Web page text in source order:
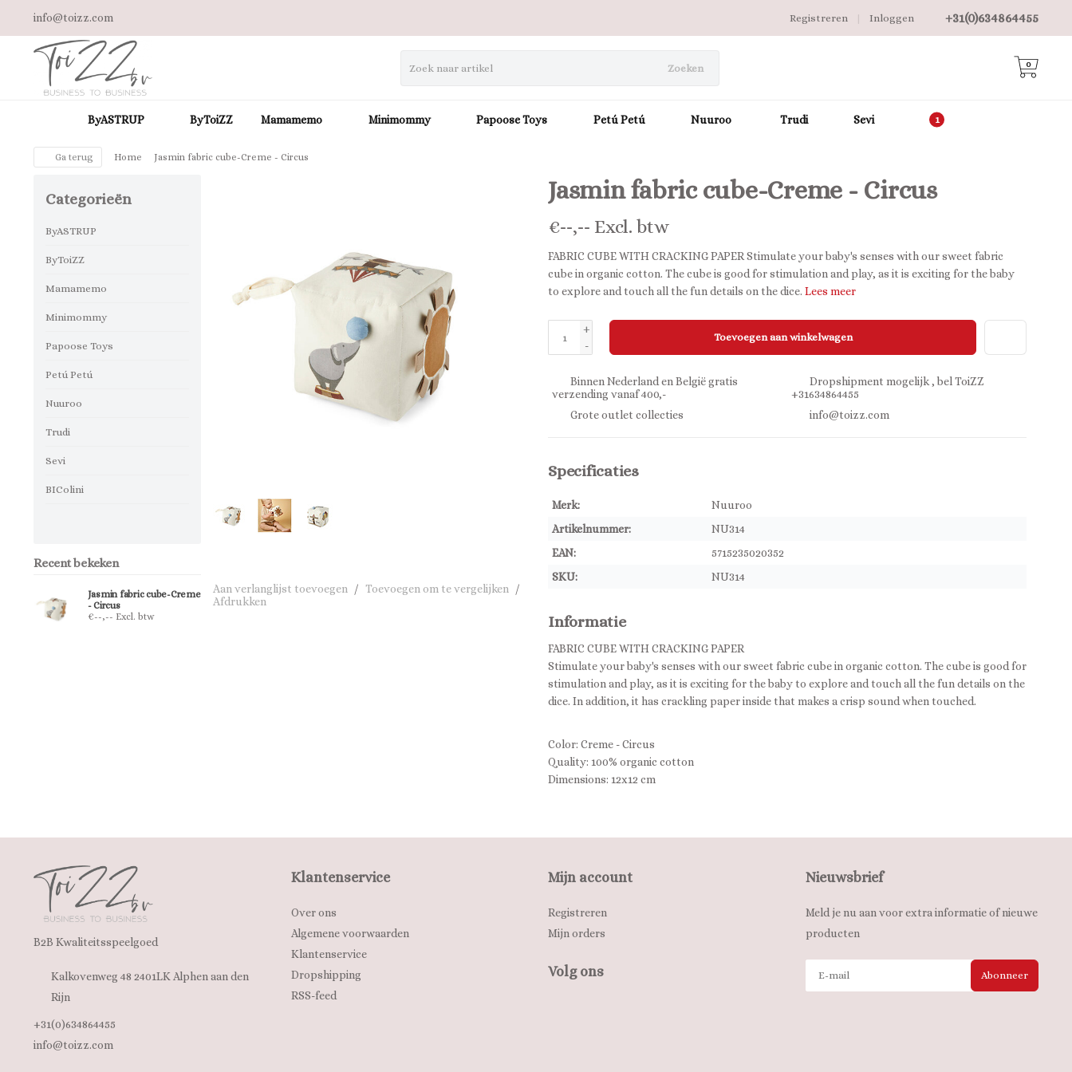
info@toizz.com +31(0)634864455
Inloggen
|
Registreren
Zoeken 0
ByASTRUP ByToiZZ Mamamemo Minimommy Papoose Toys Petú Petú Nuuroo Trudi Sevi
Ga terug Home Jasmin fabric cube-Creme - Circus
Categorieën
ByASTRUP
ByToiZZ
Mamamemo
Minimommy
Papoose Toys
Petú Petú
Nuuroo
Trudi
Sevi
BIColini
Recent bekeken
Jasmin fabric cube-Creme
- Circus
€--,-- Excl. btw
Aan verlanglijst toevoegen / Toevoegen om te vergelijken
/
Afdrukken
Jasmin fabric cube-Creme - Circus
€--,-- Excl. btw
FABRIC CUBE WITH CRACKING PAPER Stimulate your baby's senses with our sweet fabric
cube in organic cotton. The cube is good for stimulation and play, as it is exciting for the baby
to explore and touch all the fun details on the dice. Lees meer
+
-
Toevoegen aan winkelwagen
Binnen Nederland en België gratis
verzending vanaf 400,-
Dropshipment mogelijk , bel ToiZZ
+31634864455
Grote outlet collecties
info@toizz.com
Specificaties
Merk:
Nuuroo
Artikelnummer:
NU314
EAN:
5715235020352
SKU:
NU314
Informatie
FABRIC CUBE WITH CRACKING PAPER
Stimulate your baby's senses with our sweet fabric cube in organic cotton. The cube is good for
stimulation and play, as it is exciting for the baby to explore and touch all the fun details on the
dice. In addition, it has crackling paper inside that makes a crisp sound when touched.
Color: Creme - Circus
Quality: 100% organic cotton
Dimensions: 12x12 cm
B2B Kwaliteitsspeelgoed
Kalkovenweg 48 2401LK Alphen aan den
Rijn
+31(0)634864455
info@toizz.com
Klantenservice
Over ons
Algemene voorwaarden
Klantenservice
Dropshipping
RSS-feed
Mijn account
Registreren
Mijn orders
Volg ons
Nieuwsbrief
Meld je nu aan voor extra informatie of nieuwe
producten
Abonneer